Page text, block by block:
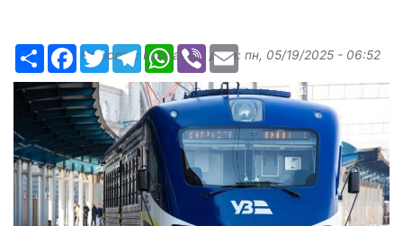
РесурсFacebook
TwitterTelegramWhatsApp
ViberEmail
Надіслав: Margarita, дата: пн, 05/19/2025 - 06:52